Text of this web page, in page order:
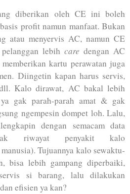
diberikan oleh CE ini boleh
profit namun manfaat. Bukan
atau menyervis AC, namun CE
lebih care dengan AC
kartu perawatan juga
Diingetin kapan harus servis,
Kalo dirawat, AC bakal lebih
gak parah-parah amat & gak
ngempesin dompet loh. Lalu,
dengan semacam data
riwayat penyakit kalo
Tujuannya kalo sewaktu-
bisa lebih gampang diperbaiki,
si barang, lalu dilakukan
efisien ya kan?